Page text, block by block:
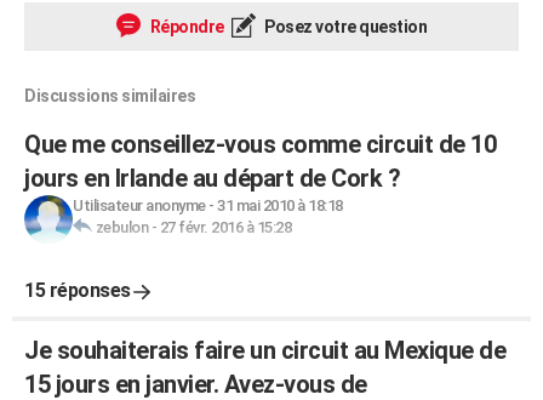
Répondre Posez votre question
Discussions similaires
Que me conseillez-vous comme circuit de 10
jours en Irlande au départ de Cork ?
Utilisateur anonyme- 31 mai 2010 à 18:18
zebulon- 27 févr. 2016 à 15:28
15 réponses
Je souhaiterais faire un circuit au Mexique de
15 jours en janvier. Avez-vous de